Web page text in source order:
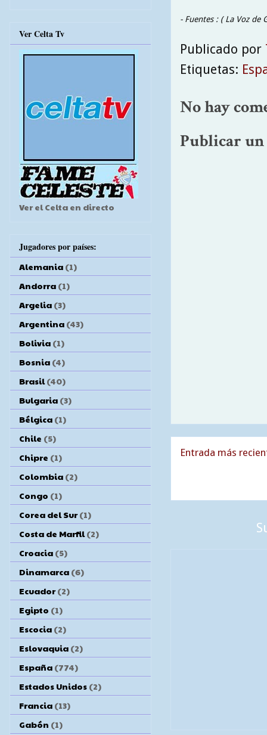
- Fuentes : ( La Voz de
Publicado por
Etiquetas:
No hay
Publicar
Entrada más
Ver Celta Tv
Ver el Celta en directo
Jugadores por países:
Alemania (1)
Andorra (1)
Argelia (3)
Argentina (43)
Bolivia (1)
Bosnia (4)
Brasil (40)
Bulgaria (3)
Bélgica (1)
Chile (5)
Chipre (1)
Colombia (2)
Congo (1)
Corea del Sur (1)
Costa de Marfil (2)
Croacia (5)
Dinamarca (6)
Ecuador (2)
Egipto (1)
Escocia (2)
Eslovaquia (2)
España (774)
Estados Unidos (2)
Francia (13)
Gabón (1)